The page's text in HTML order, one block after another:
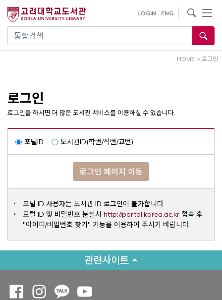
건
통합검색
LOGIN ENG
사이트내 검색
HOME > 로그인
로그인
로그인을 하시면 더 많은 도서관 서비스를 이용하실 수 있습니다.
포털ID 도서관ID(학번/직번/교번)
로그인 페이지 이동
포털 ID 사용자는 도서관 ID 로그인이 불가합니다.
포털 ID 및 비밀번호 분실시 http://portal.korea.ac.krOpens a
접속 후
"아이디/비밀번호 찾기" 기능을 이용하여 주시기 바랍니다.
관련사이트
Opens a new window
Opens a new window
Opens a new window